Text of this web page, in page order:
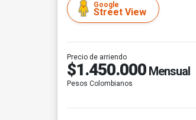
Google
Street View
Precio de arriendo
$1.450.000 Mensual
Pesos Colombianos